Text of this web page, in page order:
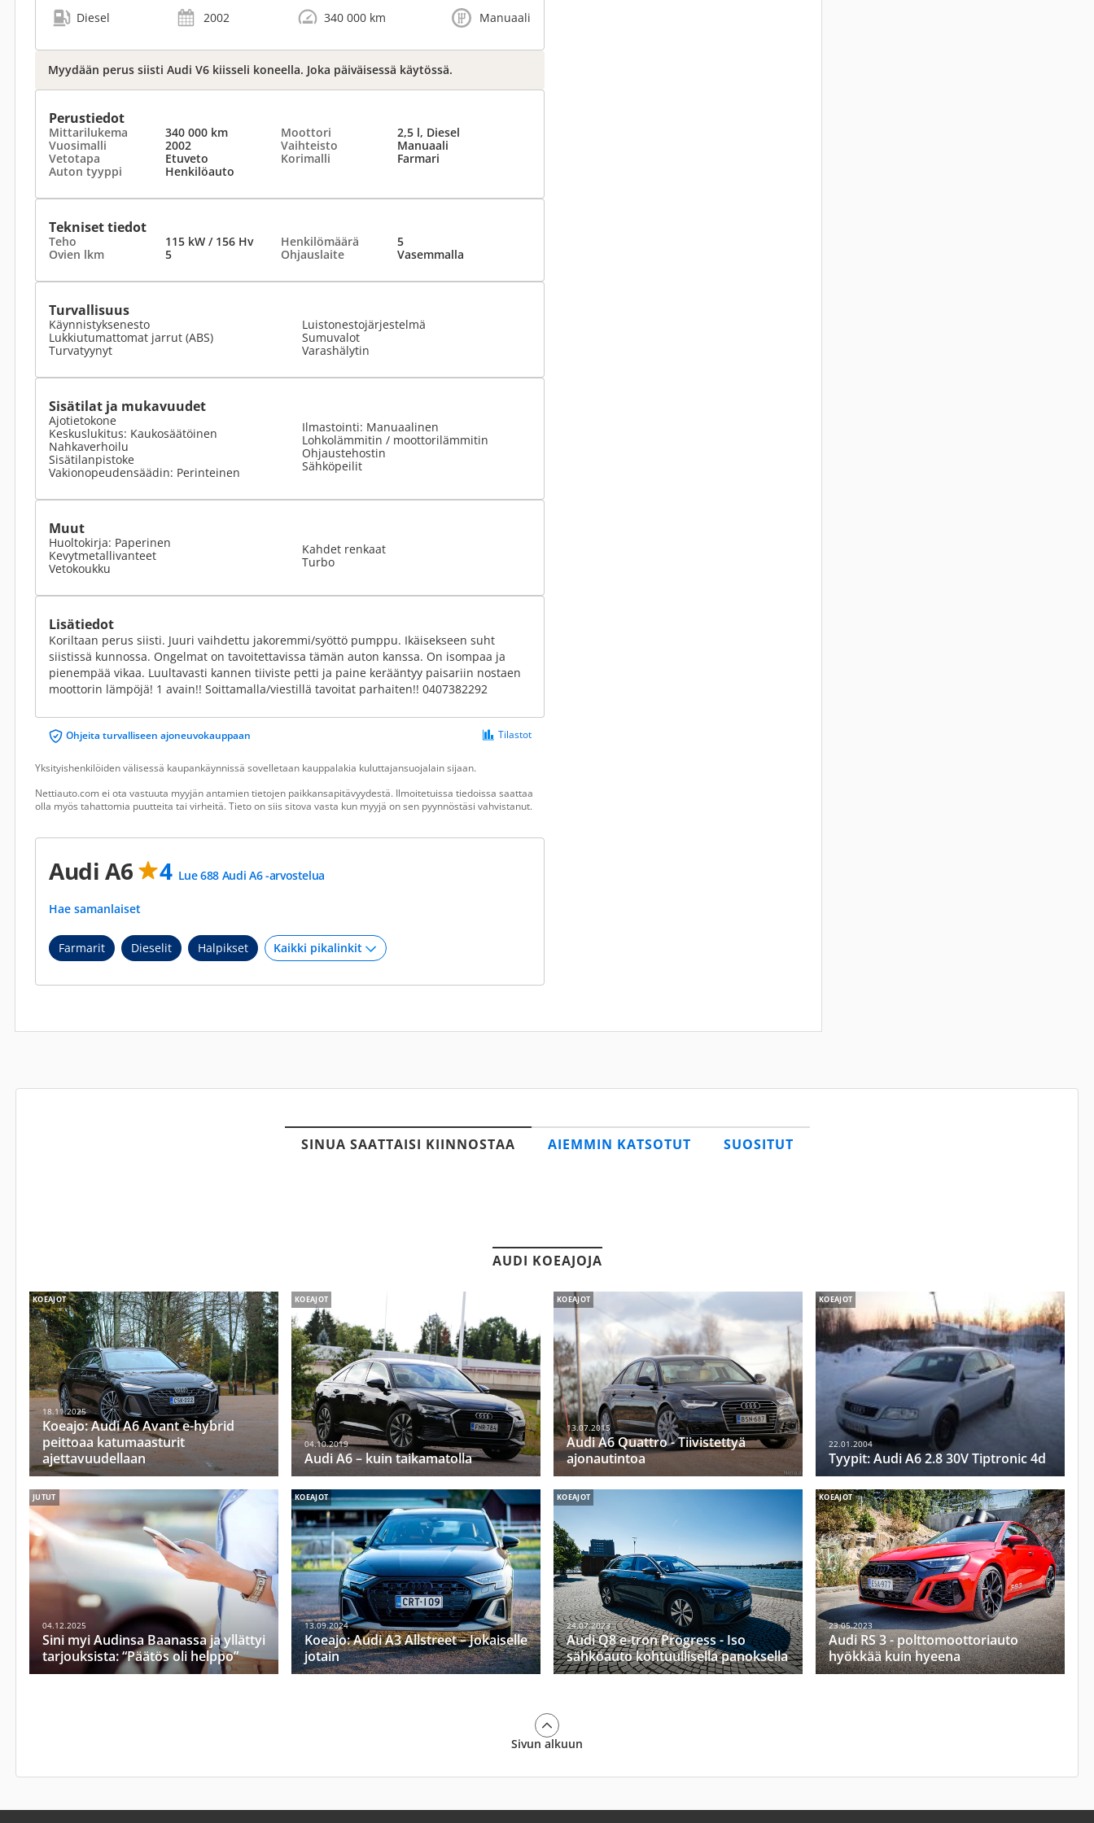
Diesel 2002 340 000 km Manuaali
Myydään perus siisti Audi V6 kiisseli koneella. Joka päiväisessä käytössä.
Perustiedot
Mittarilukema 340 000 km Moottori
2,5 l, Diesel
Vuosimalli
2002 Vaihteisto
Manuaali
Vetotapa
Etuveto Korimalli
Farmari
Auton tyyppi
Henkilöauto
Tekniset tiedot
Teho 115 kW / 156 Hv Henkilömäärä
5
Ovien lkm
5 Ohjauslaite Vasemmalla
Turvallisuus
Käynnistyksenesto
Lukkiutumattomat jarrut (ABS)
Turvatyynyt
Luistonestojärjestelmä
Sumuvalot
Varashälytin
Sisätilat ja mukavuudet
Ajotietokone
Keskuslukitus: Kaukosäätöinen
Nahkaverhoilu
Sisätilanpistoke
Vakionopeudensäädin: Perinteinen
Ilmastointi: Manuaalinen
Lohkolämmitin / moottorilämmitin
Ohjaustehostin
Sähköpeilit
Muut
Huoltokirja: Paperinen
Kevytmetallivanteet
Vetokoukku
Kahdet renkaat
Turbo
Lisätiedot
Koriltaan perus siisti. Juuri vaihdettu jakoremmi/syöttö pumppu. Ikäisekseen suht
siistissä kunnossa. Ongelmat on tavoitettavissa tämän auton kanssa. On isompaa ja
pienempää vikaa. Luultavasti kannen tiiviste petti ja paine kerääntyy paisariin nostaen
moottorin lämpöjä! 1 avain!! Soittamalla/viestillä tavoitat parhaiten!! 0407382292
Ohjeita turvalliseen ajoneuvokauppaan Tilastot
Yksityishenkilöiden välisessä kaupankäynnissä sovelletaan kauppalakia kuluttajansuojalain sijaan.
Nettiauto.com ei ota vastuuta myyjän antamien tietojen paikkansapitävyydestä. Ilmoitetuissa tiedoissa saattaa
olla myös tahattomia puutteita tai virheitä. Tieto on siis sitova vasta kun myyjä on sen pyynnöstäsi vahvistanut.
Audi A6 4 Lue 688 Audi A6 -arvostelua
Hae samanlaiset
Farmarit Dieselit Halpikset
SINUA SAATTAISI KIINNOSTAA AIEMMIN KATSOTUT SUOSITUT
AUDI KOEAJOJA
KOEAJOT
18.11.2025
Koeajo: Audi A6 Avant e-hybrid
peittoaa katumaasturit
ajettavuudellaan
KOEAJOT
04.10.2019
Audi A6 – kuin taikamatolla
KOEAJOT
13.07.2015
Audi A6 Quattro - Tiivistettyä
ajonautintoa
KOEAJOT
22.01.2004
Tyypit: Audi A6 2.8 30V Tiptronic 4d
JUTUT
04.12.2025
Sini myi Audinsa Baanassa ja yllättyi
tarjouksista: “Päätös oli helppo”
KOEAJOT
13.09.2024
Koeajo: Audi A3 Allstreet – Jokaiselle
jotain
KOEAJOT
24.07.2023
Audi Q8 e-tron Progress - Iso
sähköauto kohtuullisella panoksella
KOEAJOT
23.05.2023
Audi RS 3 - polttomoottoriauto
hyökkää kuin hyeena
Sivun alkuun